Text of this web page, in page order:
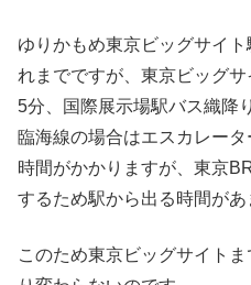
ゆりかもめ東京ビッグサイ
れまでですが、東京ビッグ
5分、国際展示場駅バス織降
臨海線の場合はエスカレー
時間がかかりますが、東京
するため駅から出る時間があ
このため東京ビッグサイト